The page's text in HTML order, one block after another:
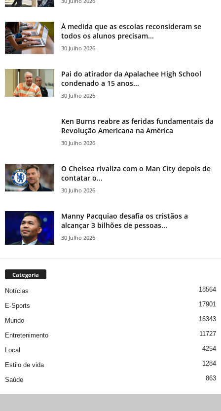
À medida que as escolas reconsideram se
todos os alunos precisam...
30 Julho 2026
Pai do atirador da Apalachee High School
condenado a 15 anos...
30 Julho 2026
Ken Burns reabre as feridas fundamentais da
Revolução Americana na América
30 Julho 2026
O Chelsea rivaliza com o Man City depois de
contatar o...
30 Julho 2026
Manny Pacquiao desafia os cristãos a
alcançar 3 bilhões de pessoas...
30 Julho 2026
Categoria
Notícias 18564
E-Sports 17901
Mundo 16343
Entretenimento 11727
Local 4254
Estilo de vida 1284
Saúde 863